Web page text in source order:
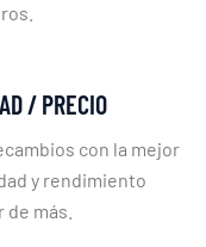
/ PRECIO
con la mejor
y rendimiento
más.